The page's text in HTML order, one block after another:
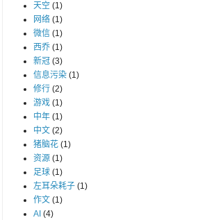
天空 (1)
网络 (1)
微信 (1)
西乔 (1)
新冠 (3)
信息污染 (1)
修行 (2)
游戏 (1)
中年 (1)
中文 (2)
猪脑花 (1)
资源 (1)
足球 (1)
左耳朵耗子 (1)
作文 (1)
AI (4)